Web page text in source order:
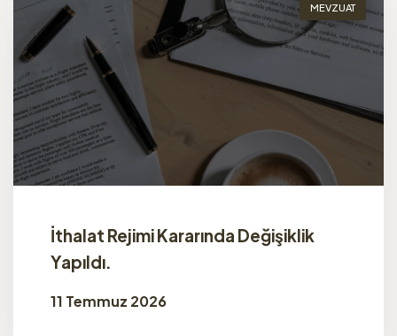
MEVZUAT
İthalat Rejimi Kararında Değişiklik
Yapıldı.
11 Temmuz 2026